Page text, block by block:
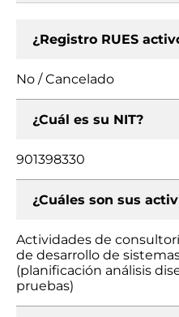
¿Registro RUES
No / Cancelado
¿Cuál es su NIT?
901398330
¿Cuáles son sus
Actividades de
de desarrollo de
(planificación análisis
pruebas)